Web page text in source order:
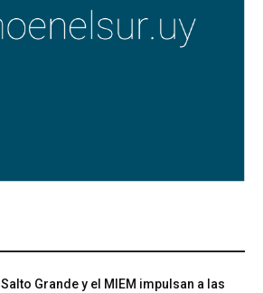
Salto Grande y el MIEM impulsan a las